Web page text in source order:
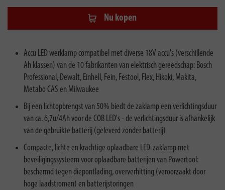
Nu kopen
Accu LED werklamp compatibel met diverse 18V accu's (verschillende
Ah klassen) van de 10 fabrikanten van elektrisch gereedschap: Bosch
Professional, Dewalt, Einhell, Fein, Festool, Flex, Hikoki, Makita,
Metabo CAS en Milwaukee
Bij een lichtopbrengst van 50% biedt de zaklamp een verlichtingsduur
van ca. 6,7u/4Ah voor de COB LED's - de verlichtingsduur is afhankelijk
van de gebruikte batterij (geleverd zonder batterij)
Compacte, lichte en krachtige oplaadbare LED-zaklamp met
beveiligingssysteem voor oplaadbare batterijen van Powertool:
beschermd tegen diepontlading, oververhitting (veroorzaakt door
hoge laadstromen) en batterijstoringen